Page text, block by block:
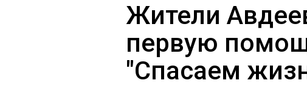
Жители
первую
"Спасаем